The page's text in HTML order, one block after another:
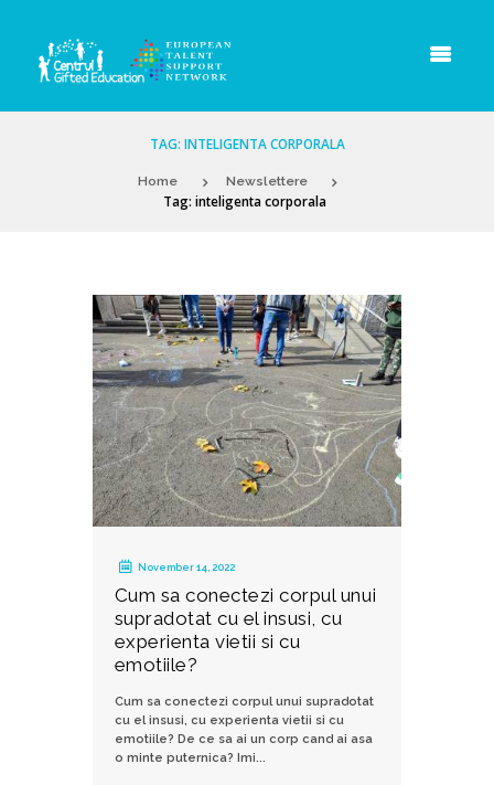
TAG: INTELIGENTA CORPORALA
Home Newslettere
Tag: inteligenta corporala
November 14, 2022
Cum sa conectezi corpul unui
supradotat cu el insusi, cu
experienta vietii si cu
emotiile?
Cum sa conectezi corpul unui supradotat
cu el insusi, cu experienta vietii si cu
emotiile? De ce sa ai un corp cand ai asa
o minte puternica? Imi...